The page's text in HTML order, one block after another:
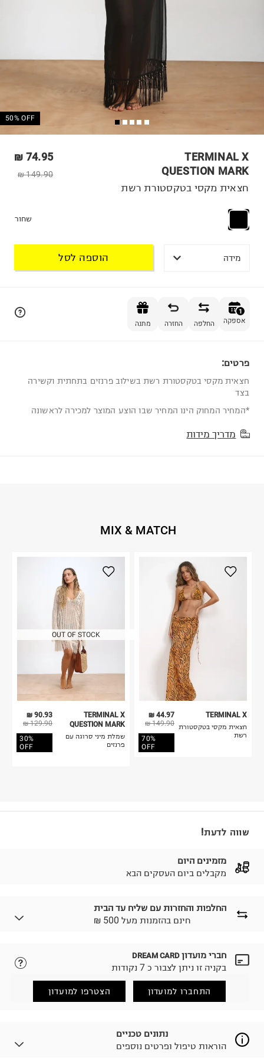
50% OFF
TERMINAL X
QUESTION MARK
74.95 ₪
149.90 ₪
חצאית מקסי בטקסטורת רשת
שחור
מידה הוספה לסל
1
אספקה החלפה החזרה מתנה
פרטים:
חצאית מקסי בטקסטורת רשת בשילוב פרנזים בתחתית וקשירה
בצד
*המחיר המחוק הינו המחיר שבו הוצע המוצר למכירה לראשונה
מדריך מידות
MIX & MATCH
OUT OF STOCK
90.93 ₪
129.90 ₪
30%
OFF
TERMINAL X
QUESTION MARK
שמלת מיני סרוגה עם
פרנזים
44.97 ₪
149.90 ₪
70%
OFF
TERMINAL X
חצאית מקסי בטקסטורת
רשת
שווה לדעת!
מזמינים היום
מקבלים ביום העסקים הבא
החלפות והחזרות עם שליח עד הבית
₪ חינם בהזמנות מעל 500
לבחירת בשיטת המשלוח המתאימה לכם,
הזמנתם והתחרטתם?
(במקום ב-19.9 ₪) לזמן מוגבל! חינם בהזמנות מעל 500 ₪.
למידע נא ללחוץ כאן
.
לפני החזרת החבילה, חשוב להדביק את מדבקת הגוביינא על
חברי מועדון DREAM CARD
בקניה זו ניתן לצבור כ 7 נקודות
התחברו למועדון הצטרפו למועדון
נתונים טכניים
הוראות טיפול ופרטים נוספים